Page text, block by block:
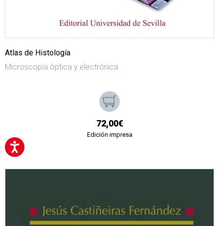
Atlas de Histología
Microscopía óptica y electrónica
72,00€
Edición impresa